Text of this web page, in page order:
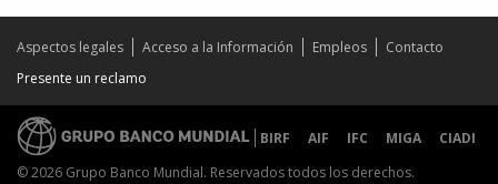
Aspectos legales Acceso a la Información Empleos
Contacto
Presente un reclamo
BIRF AIF IFC MIGA
CIADI
© 2026 Grupo Banco Mundial. Reservados todos los derechos.